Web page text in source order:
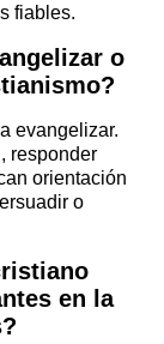
fiables.
o
evangelizar.
responder
orientación
o
en la